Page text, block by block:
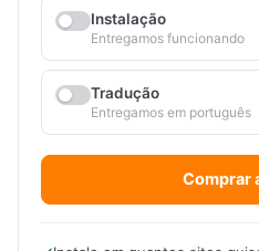
Instalação
Entregamos funcionando
Tradução
Entregamos em português
Comprar